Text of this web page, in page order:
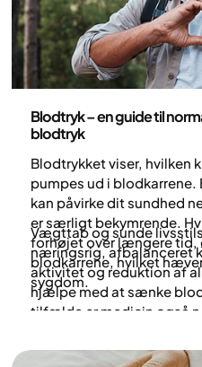
Blodtryk – en guide til
blodtryk
Blodtrykket viser, hvilken
pumpes ud i
kan påvirke dit sundhed
er særligt bekymrende.
forhøjet over længere tid,
blodkarrene, hvilket
sygdom.
Vægttab og sunde
næringsrig, afbalanceret
aktivitet og reduktion af
hjælpe med at sænke
tilfælde er medicin også